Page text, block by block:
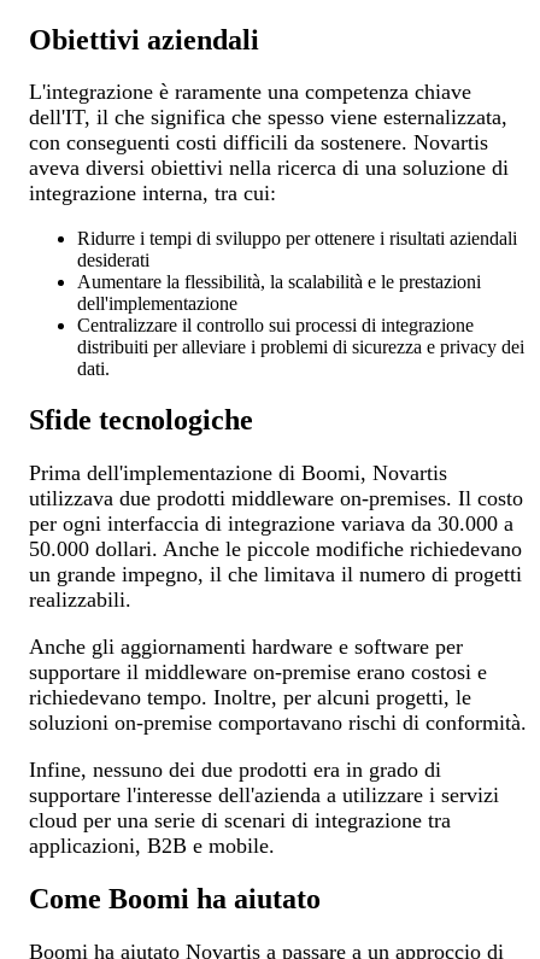
Obiettivi aziendali
L'integrazione è raramente una competenza chiave
dell'IT, il che significa che spesso viene esternalizzata,
con conseguenti costi difficili da sostenere. Novartis
aveva diversi obiettivi nella ricerca di una soluzione di
integrazione interna, tra cui:
Ridurre i tempi di sviluppo per ottenere i risultati aziendali
desiderati
Aumentare la flessibilità, la scalabilità e le prestazioni
dell'implementazione
Centralizzare il controllo sui processi di integrazione
distribuiti per alleviare i problemi di sicurezza e privacy dei
dati.
Sfide tecnologiche
Prima dell'implementazione di Boomi, Novartis
utilizzava due prodotti middleware on-premises. Il costo
per ogni interfaccia di integrazione variava da 30.000 a
50.000 dollari. Anche le piccole modifiche richiedevano
un grande impegno, il che limitava il numero di progetti
realizzabili.
Anche gli aggiornamenti hardware e software per
supportare il middleware on-premise erano costosi e
richiedevano tempo. Inoltre, per alcuni progetti, le
soluzioni on-premise comportavano rischi di conformità.
Infine, nessuno dei due prodotti era in grado di
supportare l'interesse dell'azienda a utilizzare i servizi
cloud per una serie di scenari di integrazione tra
applicazioni, B2B e mobile.
Come Boomi ha aiutato
Boomi ha aiutato Novartis a passare a un approccio di